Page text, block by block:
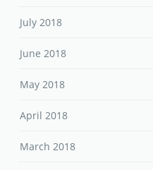
July 2018
June 2018
May 2018
April 2018
March 2018